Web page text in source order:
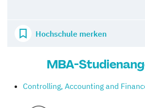
Hochschule merken
MBA-
Controlling, Accounting and